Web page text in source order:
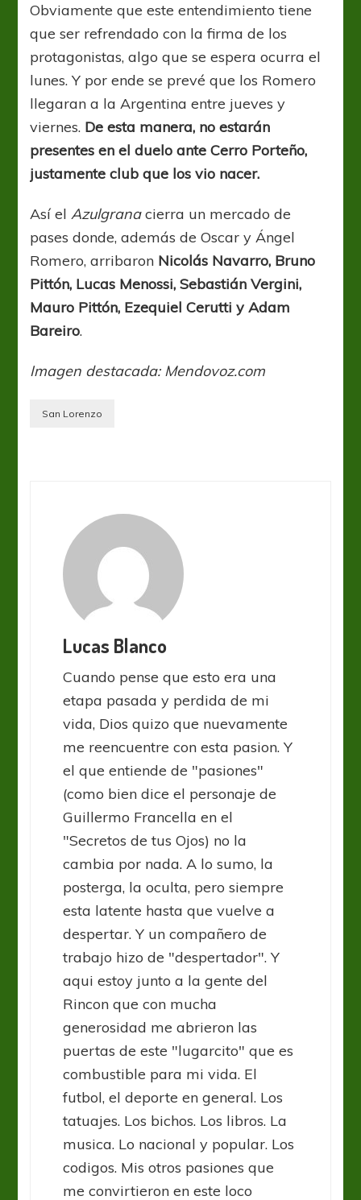
Obviamente que este entendimiento tiene
que ser refrendado con la firma de los
protagonistas, algo que se espera ocurra el
lunes. Y por ende se prevé que los Romero
llegaran a la Argentina entre jueves y
viernes. De esta manera, no estarán
presentes en el duelo ante Cerro Porteño,
justamente club que los vio nacer.
Así elAzulgranacierra un mercado de
pases donde, además de Oscar y Ángel
Romero, arribaron Nicolás Navarro, Bruno
Pittón, Lucas Menossi, Sebastián Vergini,
Mauro Pittón, Ezequiel Cerutti y Adam
Bareiro.
Imagen destacada: Mendovoz.com
San Lorenzo
Lucas Blanco
Cuando pense que esto era una
etapa pasada y perdida de mi
vida, Dios quizo que nuevamente
me reencuentre con esta pasion. Y
el que entiende de "pasiones"
(como bien dice el personaje de
Guillermo Francella en el
"Secretos de tus Ojos) no la
cambia por nada. A lo sumo, la
posterga, la oculta, pero siempre
esta latente hasta que vuelve a
despertar. Y un compañero de
trabajo hizo de "despertador". Y
aqui estoy junto a la gente del
Rincon que con mucha
generosidad me abrieron las
puertas de este "lugarcito" que es
combustible para mi vida. El
futbol, el deporte en general. Los
tatuajes. Los bichos. Los libros. La
musica. Lo nacional y popular. Los
codigos. Mis otros pasiones que
me convirtieron en este loco